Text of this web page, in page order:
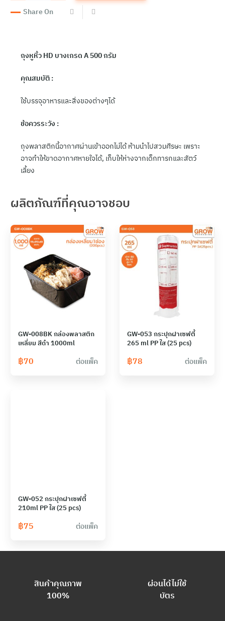
Hero
ถุง
12"x26"
(500g/Pack)
Share On
ถุงหูหิ้วHD บางเกรด A500 กรัม
คุณสมบัติ :
ใช้บรรจุอาหารและสิ่งของต่างๆได้
ข้อควรระวัง :
ถุงพลาสติกนี้อากาศผ่านเข้าออกไม่ได้ ห้ามนำไปสวมศีรษะ เพราะ
อาจทำให้ขาดอากาศหายใจได้, เก็บให้ห่างจากเด็กทารกและสัตว์
เลี้ยง
ผลิตภัณฑ์ที่คุณอาจชอบ
GW-008BK กล่องพลาสติก
เหลี่ยม สีดำ 1000ml
฿70 ต่อแพ็ค
GW-053 กระปุกฝาเซฟตี้
265 ml PP ใส (25 pcs)
฿78 ต่อแพ็ค
GW-052 กระปุกฝาเซฟตี้
210ml PP ใส (25 pcs)
฿75 ต่อแพ็ค
สินค้าคุณภาพ
100%
ผ่อนได้ไม่ใช้
บัตร